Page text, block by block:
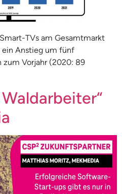
TVs am Gesamtmarkt
ein Anstieg um fünf
zum Vorjahr (2020: 89